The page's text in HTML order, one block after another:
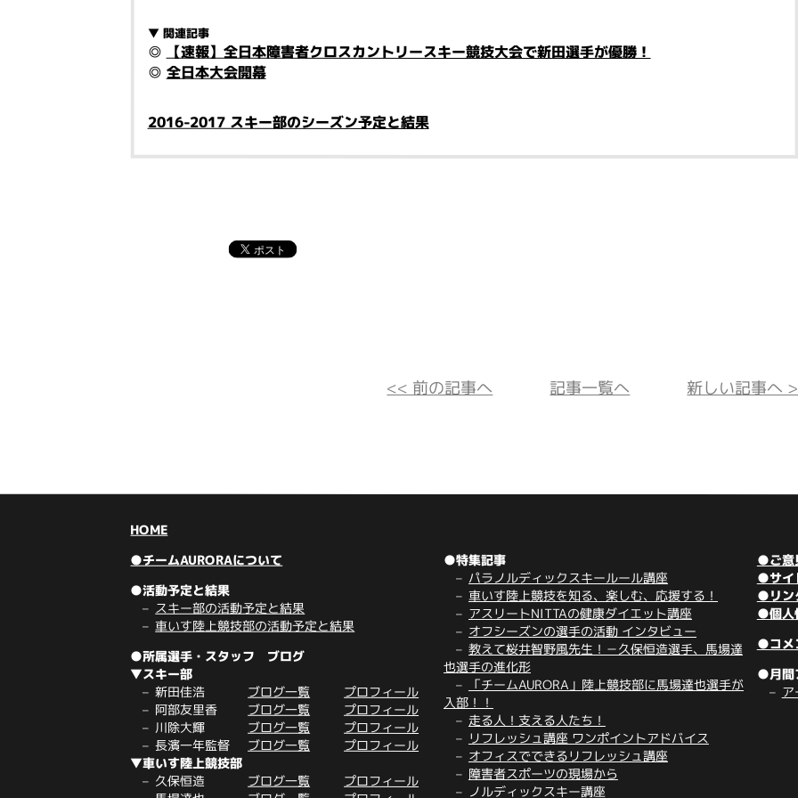
▼ 関連記事
◎ 【速報】全日本障害者クロスカントリースキー競技大会で新田選手が優勝！
◎ 全日本大会開幕
2016-2017 スキー部のシーズン予定と結果
<< 前の記事へ 記事一覧へ 新しい記事へ
HOME
●チームAURORAについて
●活動予定と結果
スキー部の活動予定と結果
車いす陸上競技部の活動予定と結果
●所属選手・スタッフ ブログ
▼スキー部
新田佳浩 ブログ一覧 プロフィール
阿部友里香 ブログ一覧 プロフィール
川除大輝 ブログ一覧
プロフィール
長濱一年監督
ブログ一覧 プロフィール
▼車いす陸上競技部
久保恒造 ブログ一覧 プロフィール
●特集記事
パラノルディックスキールール講座
車いす陸上競技を知る、楽しむ、応援する！
アスリートNITTAの健康ダイエット講座
オフシーズンの選手の活動 インタビュー
教えて桜井智野風先生！－久保恒造選手、馬場達
也選手の進化形
「チームAURORA」陸上競技部に馬場達也選手が
入部！！
走る人！支える人たち！
リフレッシュ講座 ワンポイントアドバイス
オフィスでできるリフレッシュ講座
障害者スポーツの現場から
ノルディックスキー講座
●ご意
●サイ
●リン
●個人
●コメ
●月間